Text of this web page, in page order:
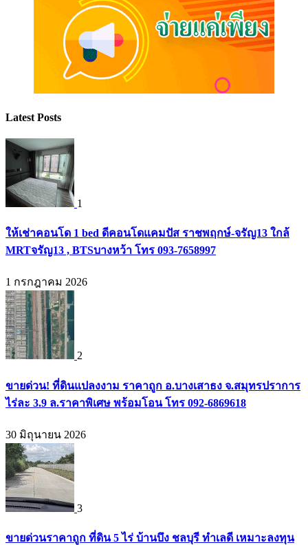
Latest Posts
1
ให้เช่าคอนโด 1 bed ดีคอนโดแคมปัส ราชพฤกษ์-จรัญ13 ใกล้
MRTจรัญ13 , BTSบางหว้า โทร 093-7658997
1 กรกฎาคม 2026
2
ขายด่วน! ที่ดินแปลงงาม ราคาถูก อ.บางเสาธง จ.สมุทรปราการ
ไร่ละ 3.9 ล.ราคาพิเศษ พร้อมโอน โทร 092-6869618
30 มิถุนายน 2026
3
ขายด่วนราคาถูก ที่ดิน 5 ไร่ บ้านบึง ชลบุรี ทำเลดี เหมาะลงทุน